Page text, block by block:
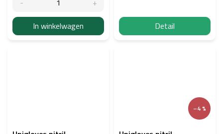
In winkelwagen Detail
–4 %